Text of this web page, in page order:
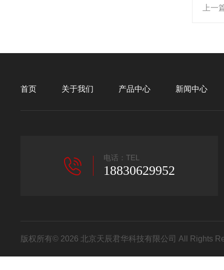
上一
首页 关于我们 产品中心 新闻中心
电话：TEL
18830629952
版权所有© 2026 北京天辰君华科技有限公司 All Rights